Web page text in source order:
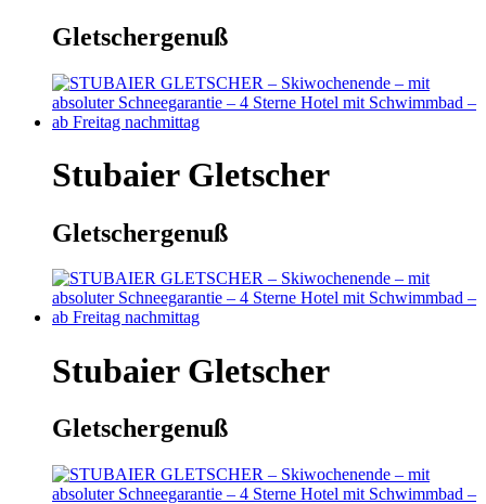
Gletschergenuß
Stubaier Gletscher
Gletschergenuß
Stubaier Gletscher
Gletschergenuß